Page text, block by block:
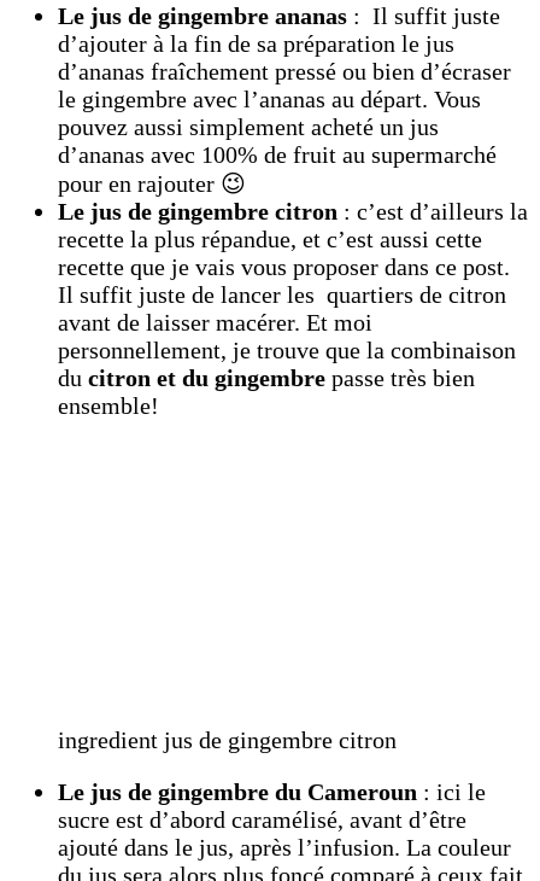
Le jus de gingembre ananas : Il suffit juste
d’ajouter à la fin de sa préparation le jus
d’ananas fraîchement pressé ou bien d’écraser
le gingembre avec l’ananas au départ. Vous
pouvez aussi simplement acheté un jus
d’ananas avec 100% de fruit au supermarché
pour en rajouter 😉
Le jus de gingembre citron : c’est d’ailleurs la
recette la plus répandue, et c’est aussi cette
recette que je vais vous proposer dans ce post.
Il suffit juste de lancer les quartiers de citron
avant de laisser macérer. Et moi
personnellement, je trouve que la combinaison
du citron et du gingembre passe très bien
ensemble!
ingredient jus de gingembre citron
Le jus de gingembre du Cameroun : ici le
sucre est d’abord caramélisé, avant d’être
ajouté dans le jus, après l’infusion. La couleur
du jus sera alors plus foncé comparé à ceux fait